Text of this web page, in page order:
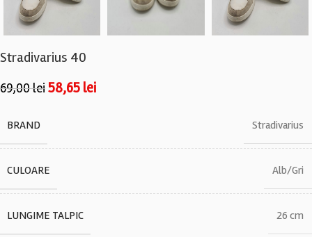
Stradivarius 40
69,00lei58,65 lei
BRAND Stradivarius
CULOARE Alb/Gri
LUNGIME TALPIC 26 cm